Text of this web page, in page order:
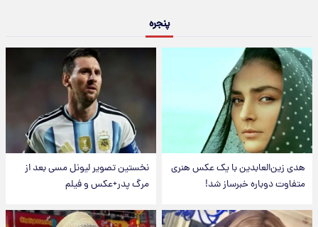
پنجره
هدی زین‌العابدین با یک عکس هنری
متفاوت دوباره خبرساز شد!
نخستین تصویر لیونل مسی بعد از
مرگ پدر+عکس و فیلم